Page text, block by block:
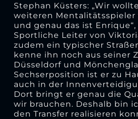
Stephan Küsters: „Wir
weiteren
und genau das ist Enrique“,
Sportliche Leiter von
zudem ein typischer
kenne ihn noch aus seiner
Düsseldorf und
Sechserposition ist er zu
auch in der
Dort bringt er genau die
wir brauchen. Deshalb bin
den Transfer realisieren